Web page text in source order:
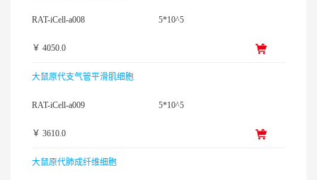
RAT-iCell-a008 5*10^5
￥ 4050.0
大鼠原代支气管平滑肌细胞
RAT-iCell-a009 5*10^5
￥ 3610.0
大鼠原代肺成纤维细胞